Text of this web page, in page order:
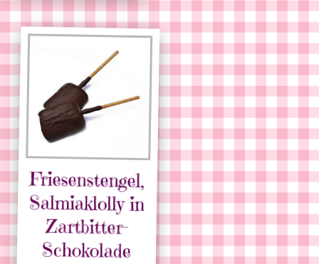
Friesenstengel,
Salmiaklolly in
Zartbitter-
Schokolade